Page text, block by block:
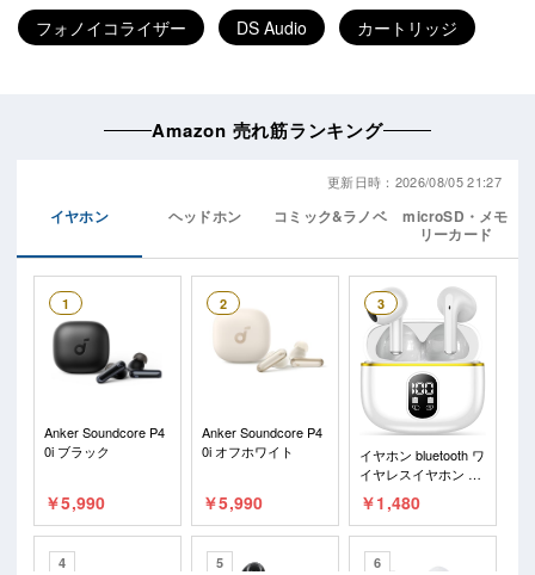
フォノイコライザー DS Audio カートリッジ